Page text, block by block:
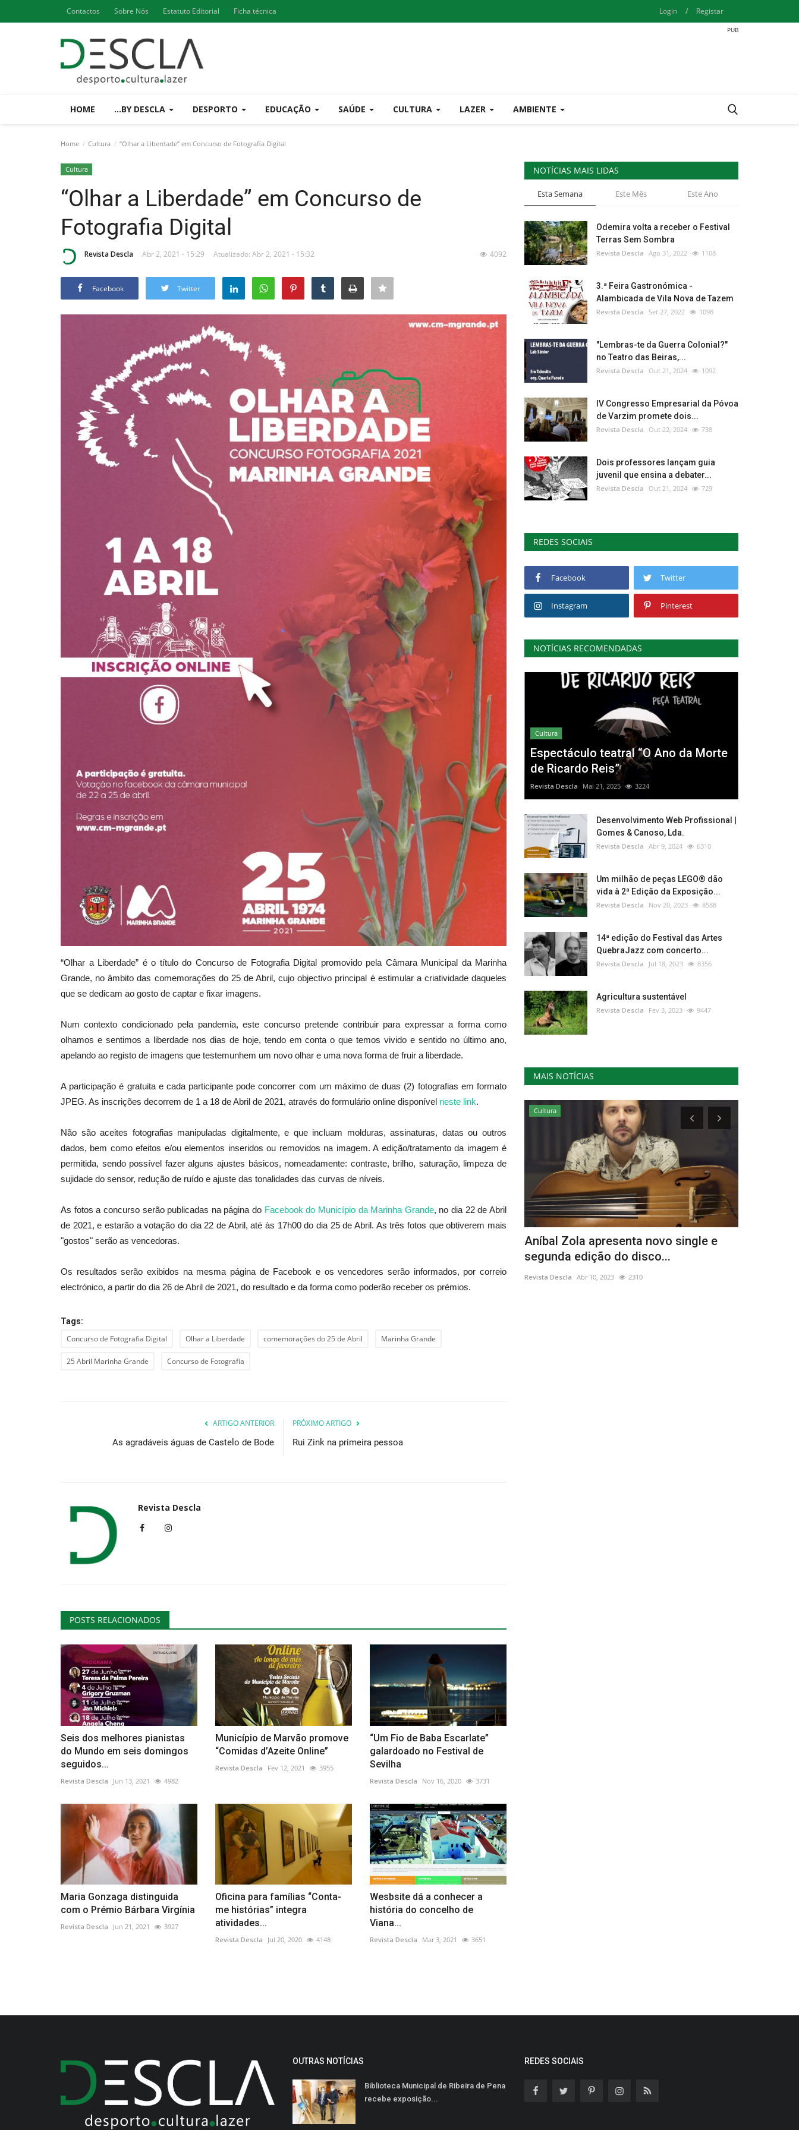
Contactos Sobre Nós Estatuto Editorial Ficha técnica Login / Registar
HOME ...BY DESCLA DESPORTO EDUCAÇÃO SAÚDE CULTURA LAZER AMBIENTE
Home Cultura “Olhar a Liberdade” em Concurso de Fotografia Digital
Cultura
“Olhar a Liberdade” em Concurso de
Fotografia Digital
Revista Descla Abr 2, 2021 - 15:29 Atualizado: Abr 2, 2021 - 15:32 4092
Facebook Twitter
“Olhar a Liberdade” é o título do Concurso de Fotografia Digital promovido pela Câmara Municipal da Marinha
Grande, no âmbito das comemorações do 25 de Abril, cujo objectivo principal é estimular a criatividade daqueles
que se dedicam ao gosto de captar e fixar imagens.
Num contexto condicionado pela pandemia, este concurso pretende contribuir para expressar a forma como
olhamos e sentimos a liberdade nos dias de hoje, tendo em conta o que temos vivido e sentido no último ano,
apelando ao registo de imagens que testemunhem um novo olhar e uma nova forma de fruir a liberdade.
A participação é gratuita e cada participante pode concorrer com um máximo de duas (2) fotografias em formato
JPEG. As inscrições decorrem de 1 a 18 de Abril de 2021, através do formulário online disponível neste link.
Não são aceites fotografias manipuladas digitalmente, e que incluam molduras, assinaturas, datas ou outros
dados, bem como efeitos e/ou elementos inseridos ou removidos na imagem. A edição/tratamento da imagem é
permitida, sendo possível fazer alguns ajustes básicos, nomeadamente: contraste, brilho, saturação, limpeza de
sujidade do sensor, redução de ruído e ajuste das tonalidades das curvas de níveis.
As fotos a concurso serão publicadas na página do Facebook do Município da Marinha Grande, no dia 22 de Abril
de 2021, e estarão a votação do dia 22 de Abril, até às 17h00 do dia 25 de Abril. As três fotos que obtiverem mais
"gostos" serão as vencedoras.
Os resultados serão exibidos na mesma página de Facebook e os vencedores serão informados, por correio
electrónico, a partir do dia 26 de Abril de 2021, do resultado e da forma como poderão receber os prémios.
Tags:
Concurso de Fotografia Digital Olhar a Liberdade comemorações do 25 de Abril Marinha Grande
25 Abril Marinha Grande Concurso de Fotografia
ARTIGO ANTERIOR
As agradáveis águas de Castelo de Bode
PRÓXIMO ARTIGO
Rui Zink na primeira pessoa
Revista Descla
POSTS RELACIONADOS
Seis dos melhores pianistas
do Mundo em seis domingos
seguidos...
Revista Descla Jun 13, 2021 4982
Município de Marvão promove
“Comidas d’Azeite Online”
Revista Descla Fev 12, 2021 3955
“Um Fio de Baba Escarlate”
galardoado no Festival de
Sevilha
Revista Descla Nov 16, 2020 3731
Maria Gonzaga distinguida
com o Prémio Bárbara Virgínia
Revista Descla Jun 21, 2021 3927
Oficina para famílias “Conta-
me histórias” integra
atividades...
Revista Descla Jul 20, 2020 4148
Wesbsite dá a conhecer a
história do concelho de
Viana...
Revista Descla Mar 3, 2021 3651
NOTÍCIAS MAIS LIDAS
Esta Semana Este Mês Este Ano
Odemira volta a receber o Festival
Terras Sem Sombra
Revista Descla Ago 31, 2022 1108
3.ª Feira Gastronómica -
Alambicada de Vila Nova de Tazem
Revista Descla Set 27, 2022 1098
"Lembras-te da Guerra Colonial?"
no Teatro das Beiras,...
Revista Descla Out 21, 2024 1092
IV Congresso Empresarial da Póvoa
de Varzim promete dois...
Revista Descla Out 22, 2024 738
Dois professores lançam guia
juvenil que ensina a debater...
Revista Descla Out 21, 2024 729
REDES SOCIAIS
Facebook Twitter
Instagram Pinterest
NOTÍCIAS RECOMENDADAS
Cultura
Espectáculo teatral “O Ano da Morte
de Ricardo Reis”
Revista Descla Mai 21, 2025 3224
Desenvolvimento Web Profissional |
Gomes & Canoso, Lda.
Revista Descla Abr 9, 2024 6310
Um milhão de peças LEGO® dão
vida à 2ª Edição da Exposição...
Revista Descla Nov 20, 2023 8588
14ª edição do Festival das Artes
QuebraJazz com concerto...
Revista Descla Jul 18, 2023 8356
Agricultura sustentável
Revista Descla Fev 3, 2023 9447
MAIS NOTÍCIAS
“Ordem Moral”, do realizador Mário
Revista Descla Jan 5, 2021 3399 Revista Descla Dez 14, 2020 4242
Cultura
Aníbal Zola apresenta novo single e
segunda edição do disco...
Revista Descla Abr 10, 2023 2310
OUTRAS NOTÍCIAS
Biblioteca Municipal de Ribeira de Pena
recebe exposição...
REDES SOCIAIS